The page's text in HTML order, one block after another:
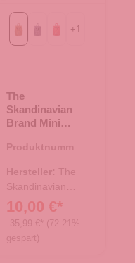
Cognacblau rot
+ 1
The
Skandinavian
Brand Mini
- Cognac
Produktnummer:
Hersteller: The
Skandinavian
Brand
10,00 €*
35,99 €* (72.21%
gespart)